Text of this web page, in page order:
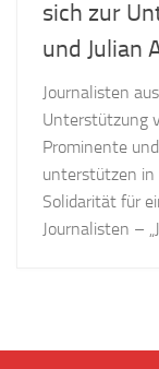
sich zur
und Julian
Journalisten
Unterstützung
Prominente
unterstützen in
Solidarität für
Journalisten –